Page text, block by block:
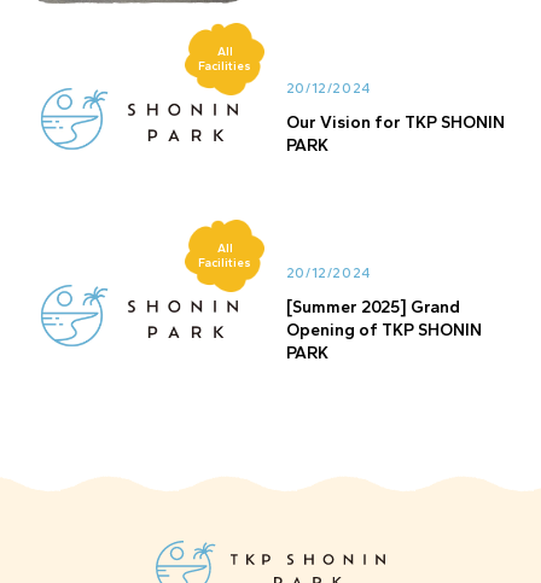
All
Facilities
20/12/2024
Our Vision for TKP SHONIN
PARK
All
Facilities
20/12/2024
[Summer 2025] Grand
Opening of TKP SHONIN
PARK